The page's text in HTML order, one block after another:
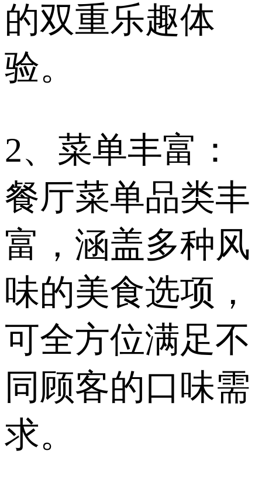
的双重乐趣体
验。
2、菜单丰富：
餐厅菜单品类丰
富，涵盖多种风
味的美食选项，
可全方位满足不
同顾客的口味需
求。